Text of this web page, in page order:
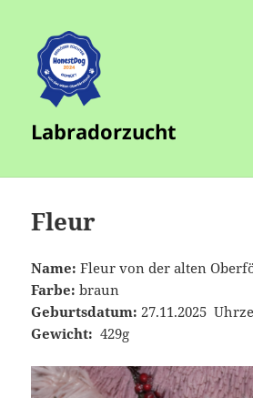
Labradorzucht
Fleur
Name: Fleur von der alten
Farbe: braun
Geburtsdatum: 27.11.2025
Gewicht: 429g